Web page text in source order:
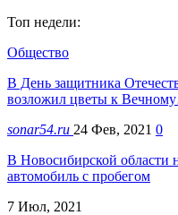
Топ недели:
Общество
В День защитника
возложил цветы к
sonar54.ru 24 Фев, 2021 0
В Новосибирской области
автомобиль с пробегом
7 Июл, 2021